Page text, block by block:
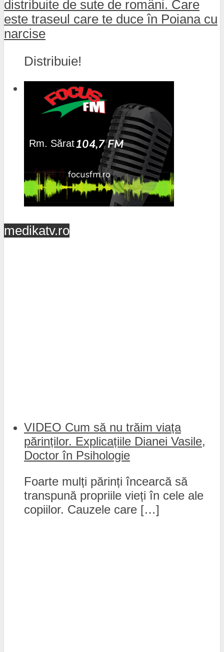
distribuite de sute de români. Care
este traseul care te duce în Poiana cu
narcise
Distribuie!
medikatv.ro
VIDEO Cum să nu trăim viața
părinților. Explicațiile Dianei Vasile,
Doctor în Psihologie
Foarte mulți părinți încearcă să
transpună propriile vieți în cele ale
copiilor. Cauzele care […]